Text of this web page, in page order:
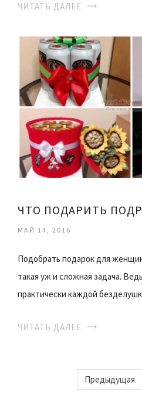
ЧИТАТЬ ДАЛЕЕ
ЧТО ПОДАРИТЬ
МАЙ 14, 2016
Подобрать подарок для
такая уж и сложная задача.
практически каждой
ЧИТАТЬ ДАЛЕЕ
Предыдущая